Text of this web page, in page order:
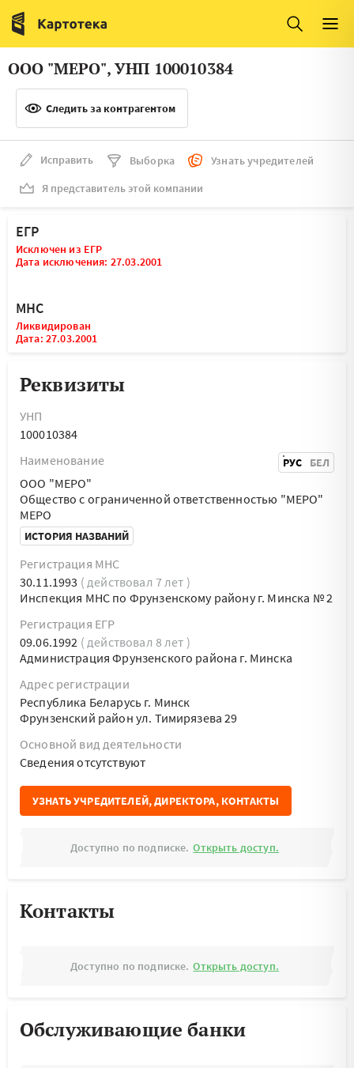
Италия
Люксембург
Литва
Нидерланды
ООО "МЕРО", УНП 100010384
Следить за контрагентом
Исправить Выборка
Узнать учредителей
Я представитель этой компании
ЕГР
Исключен из ЕГР
Дата исключения: 27.03.2001
МНС
Ликвидирован
Дата: 27.03.2001
Реквизиты
УНП
100010384
Наименование
РУС БЕЛ
ООО "МЕРО"
Общество с ограниченной ответственностью "МЕРО"
МЕРО
ИСТОРИЯ НАЗВАНИЙ
Регистрация МНС
30.11.1993 ( действовал 7 лет )
Инспекция МНС по Фрунзенскому району г. Минска № 2
Регистрация ЕГР
09.06.1992 ( действовал 8 лет )
Администрация Фрунзенского района г. Минска
Адрес регистрации
Республика Беларусь г. Минск
Фрунзенский район ул. Тимирязева 29
Основной вид деятельности
Cведения отсутствуют
УЗНАТЬ УЧРЕДИТЕЛЕЙ, ДИРЕКТОРА, КОНТАКТЫ
Доступно по подписке. Открыть доступ.
Контакты
Доступно по подписке. Открыть доступ.
Обслуживающие банки